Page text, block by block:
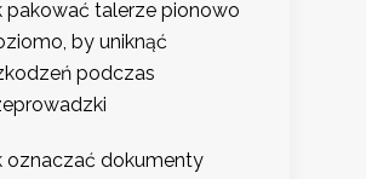
pakować talerze pionowo
by uniknąć
podczas
oznaczać dokumenty